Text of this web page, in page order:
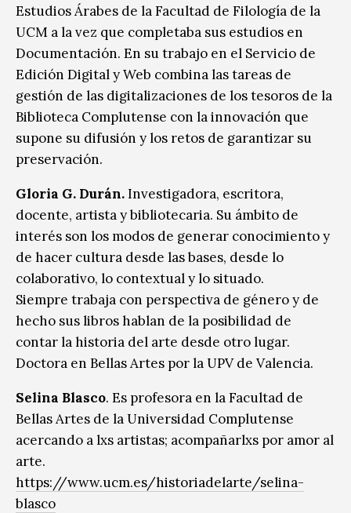
Estudios Árabes de la Facultad de Filología de la
UCM a la vez que completaba sus estudios en
Documentación. En su trabajo en el Servicio de
Edición Digital y Web combina las tareas de
gestión de las digitalizaciones de los tesoros de la
Biblioteca Complutense con la innovación que
supone su difusión y los retos de garantizar su
preservación.
Gloria G. Durán.Investigadora, escritora,
docente, artista y bibliotecaria. Su ámbito de
interés son los modos de generar conocimiento y
de hacer cultura desde las bases, desde lo
colaborativo, lo contextual y lo situado.
Siempre trabaja con perspectiva de género y de
hecho sus libros hablan de la posibilidad de
contar la historia del arte desde otro lugar.
Doctora en Bellas Artes por la UPV de Valencia.
Selina Blasco. Es profesora en la Facultad de
Bellas Artes de la Universidad Complutense
acercando a lxs artistas; acompañarlxs por amor al
arte.
https://www.ucm.es/historiadelarte/selina-
blasco